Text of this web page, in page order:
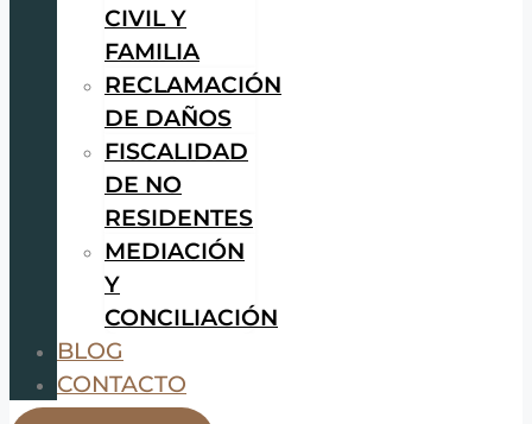
CIVIL Y
FAMILIA
RECLAMACIÓN
DE DAÑOS
FISCALIDAD
DE NO
RESIDENTES
MEDIACIÓN
Y
CONCILIACIÓN
BLOG
CONTACTO